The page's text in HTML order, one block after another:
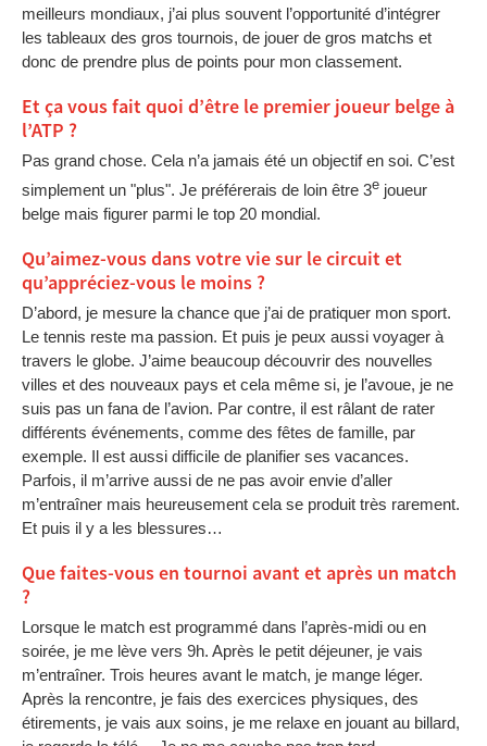
meilleurs mondiaux, j’ai plus souvent l’opportunité d’intégrer
les tableaux des gros tournois, de jouer de gros matchs et
donc de prendre plus de points pour mon classement.
Et ça vous fait quoi d’être le premier joueur belge à
l’ATP ?
Pas grand chose. Cela n’a jamais été un objectif en soi. C’est
simplement un "plus". Je préférerais de loin être 3e joueur
belge mais figurer parmi le top 20 mondial.
Qu’aimez-vous dans votre vie sur le circuit et
qu’appréciez-vous le moins ?
D’abord, je mesure la chance que j’ai de pratiquer mon sport.
Le tennis reste ma passion. Et puis je peux aussi voyager à
travers le globe. J’aime beaucoup découvrir des nouvelles
villes et des nouveaux pays et cela même si, je l’avoue, je ne
suis pas un fana de l’avion. Par contre, il est râlant de rater
différents événements, comme des fêtes de famille, par
exemple. Il est aussi difficile de planifier ses vacances.
Parfois, il m’arrive aussi de ne pas avoir envie d’aller
m’entraîner mais heureusement cela se produit très rarement.
Et puis il y a les blessures…
Que faites-vous en tournoi avant et après un match
?
Lorsque le match est programmé dans l’après-midi ou en
soirée, je me lève vers 9h. Après le petit déjeuner, je vais
m’entraîner. Trois heures avant le match, je mange léger.
Après la rencontre, je fais des exercices physiques, des
étirements, je vais aux soins, je me relaxe en jouant au billard,